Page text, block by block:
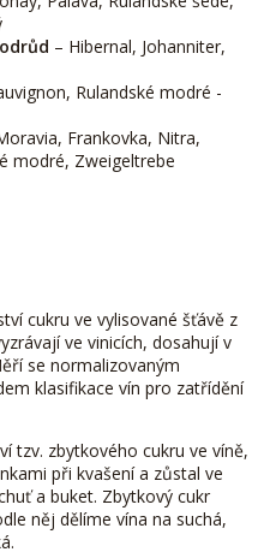
– Hibernal, Johanniter,
Rulandské modré -
Frankovka, Nitra,
modré, Zweigeltrebe
cukru ve vylisované šťávě z
ve vinicích, dosahují v
se normalizovaným
klasifikace vín pro zatřídění
tzv. zbytkového cukru ve víně,
při kvašení a zůstal ve
a buket. Zbytkový cukr
něj dělíme vína na suchá,